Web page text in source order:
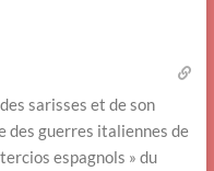
sarisses et de son
des guerres italiennes de
espagnols » du